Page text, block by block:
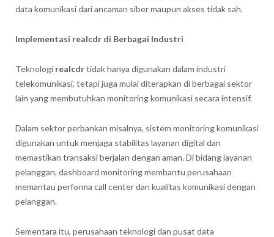
data komunikasi dari ancaman siber maupun akses tidak sah.
Implementasi realcdr di Berbagai Industri
Teknologi realcdrtidak hanya digunakan dalam industri
telekomunikasi, tetapi juga mulai diterapkan di berbagai sektor
lain yang membutuhkan monitoring komunikasi secara intensif.
Dalam sektor perbankan misalnya, sistem monitoring komunikasi
digunakan untuk menjaga stabilitas layanan digital dan
memastikan transaksi berjalan dengan aman. Di bidang layanan
pelanggan, dashboard monitoring membantu perusahaan
memantau performa call center dan kualitas komunikasi dengan
pelanggan.
Sementara itu, perusahaan teknologi dan pusat data